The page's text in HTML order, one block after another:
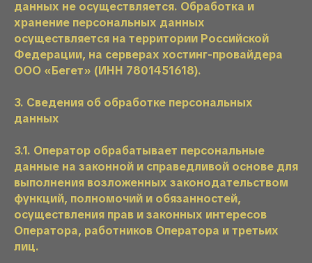
данных не осуществляется. Обработка и
хранение персональных данных
осуществляется на территории Российской
Федерации, на серверах хостинг-провайдера
ООО «Бегет» (ИНН 7801451618).
3. Сведения об обработке персональных
данных
3.1. Оператор обрабатывает персональные
данные на законной и справедливой основе для
выполнения возложенных законодательством
функций, полномочий и обязанностей,
осуществления прав и законных интересов
Оператора, работников Оператора и третьих
лиц.